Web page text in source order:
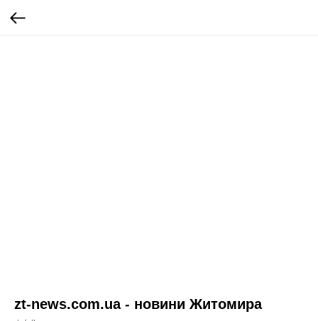
zt-news.com.ua - новини Житомира